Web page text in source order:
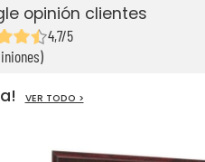
opinión clientes
4,7/5
VER TODO >